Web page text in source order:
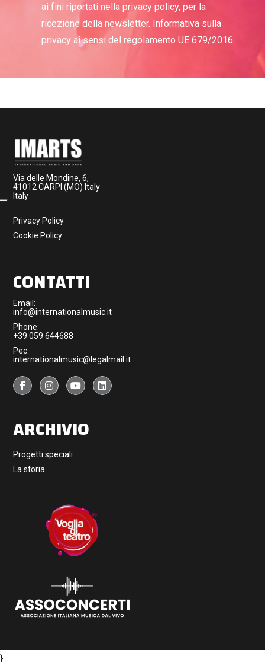
ai fini riportati nella privacy policy, per la
ricezione della newsletter. Informativa sulla
privacy ai sensi del regolamento UE 679/2016.
Via delle Mondine, 6,
41012 CARPI (MO) Italy
Italy
Privacy Policy
Cookie Policy
CONTATTI
Email:
info@internationalmusic.it
Phone:
+39 059 644688
Pec:
internationalmusic@legalmail.it
ARCHIVIO
Progetti speciali
La storia
}